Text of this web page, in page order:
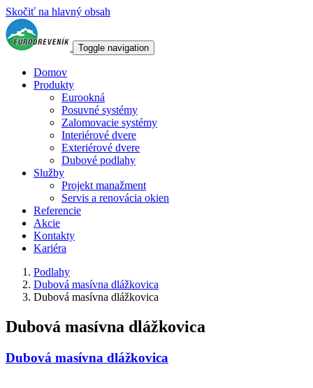
Skočiť na hlavný obsah
Toggle navigation
Domov
Produkty
Eurookná
Posuvné systémy
Zalomovacie systémy
Interiérové dvere
Exteriérové dvere
Dubové podlahy
Služby
Projekt manažment
Servis a renovácia okien
Referencie
Akcie
Kontakty
Kariéra
Podlahy
Dubová masívna dlážkovica
Dubová masívna dlážkovica
Dubová masívna dlážkovica
Dubová masívna dlážkovica